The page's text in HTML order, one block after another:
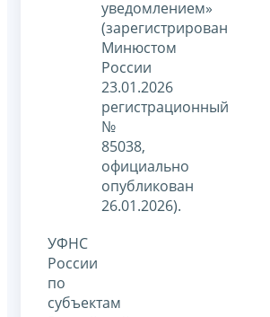
уведомлением»
(зарегистрирован
Минюстом
России
23.01.2026
регистрационный
№
85038,
официально
опубликован
26.01.2026).
УФНС
России
по
субъектам